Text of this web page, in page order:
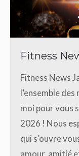
Fitness
Fitness News
l’ensemble
moi pour vous
2026 ! Nous
qui s’ouvre
amour, amitié